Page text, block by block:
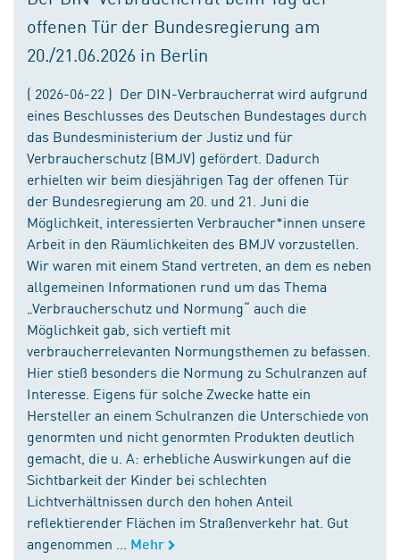
offenen Tür der Bundesregierung am
20./21.06.2026 in Berlin
( 2026-06-22 ) Der DIN-Verbraucherrat wird aufgrund
eines Beschlusses des Deutschen Bundestages durch
das Bundesministerium der Justiz und für
Verbraucherschutz (BMJV) gefördert. Dadurch
erhielten wir beim diesjährigen Tag der offenen Tür
der Bundesregierung am 20. und 21. Juni die
Möglichkeit, interessierten Verbraucher*innen unsere
Arbeit in den Räumlichkeiten des BMJV vorzustellen.
Wir waren mit einem Stand vertreten, an dem es neben
allgemeinen Informationen rund um das Thema
„Verbraucherschutz und Normung“ auch die
Möglichkeit gab, sich vertieft mit
verbraucherrelevanten Normungsthemen zu befassen.
Hier stieß besonders die Normung zu Schulranzen auf
Interesse. Eigens für solche Zwecke hatte ein
Hersteller an einem Schulranzen die Unterschiede von
genormten und nicht genormten Produkten deutlich
gemacht, die u. A: erhebliche Auswirkungen auf die
Sichtbarkeit der Kinder bei schlechten
Lichtverhältnissen durch den hohen Anteil
reflektierender Flächen im Straßenverkehr hat. Gut
angenommen ...
Mehr